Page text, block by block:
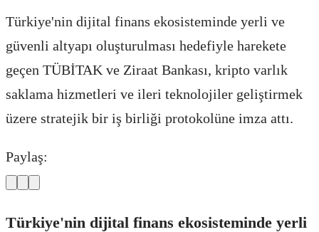
Türkiye'nin dijital finans ekosisteminde yerli ve
güvenli altyapı oluşturulması hedefiyle harekete
geçen TÜBİTAK ve Ziraat Bankası, kripto varlık
saklama hizmetleri ve ileri teknolojiler geliştirmek
üzere stratejik bir iş birliği protokolüne imza attı.
Paylaş:
Türkiye'nin dijital finans ekosisteminde yerli